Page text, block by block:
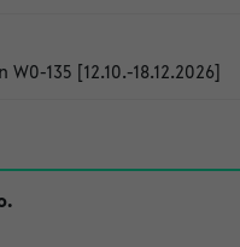
W0-135 [12.10.-18.12.2026]